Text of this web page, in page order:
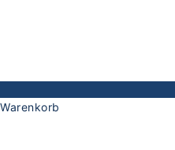
Warenkorb
Eribé Knitwear für